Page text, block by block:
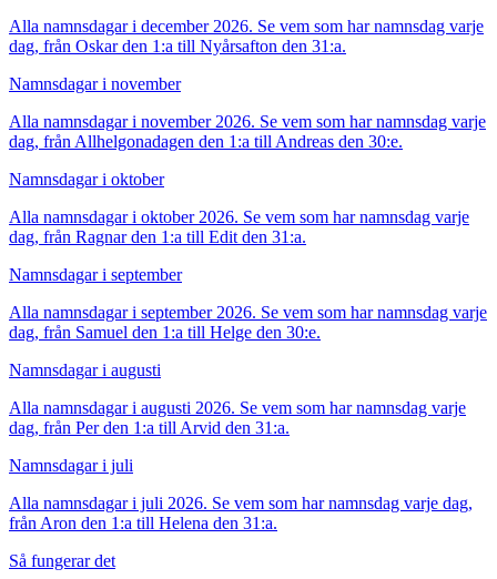
Alla namnsdagar i december 2026. Se vem som har namnsdag varje
dag, från Oskar den 1:a till Nyårsafton den 31:a.
Namnsdagar i november
Alla namnsdagar i november 2026. Se vem som har namnsdag varje
dag, från Allhelgonadagen den 1:a till Andreas den 30:e.
Namnsdagar i oktober
Alla namnsdagar i oktober 2026. Se vem som har namnsdag varje
dag, från Ragnar den 1:a till Edit den 31:a.
Namnsdagar i september
Alla namnsdagar i september 2026. Se vem som har namnsdag varje
dag, från Samuel den 1:a till Helge den 30:e.
Namnsdagar i augusti
Alla namnsdagar i augusti 2026. Se vem som har namnsdag varje
dag, från Per den 1:a till Arvid den 31:a.
Namnsdagar i juli
Alla namnsdagar i juli 2026. Se vem som har namnsdag varje dag,
från Aron den 1:a till Helena den 31:a.
Så fungerar det